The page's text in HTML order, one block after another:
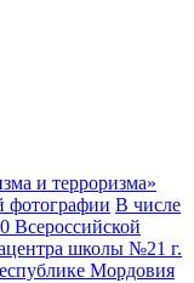
и терроризма»
фотографии В числе
Всероссийской
школы №21 г.
Мордовия